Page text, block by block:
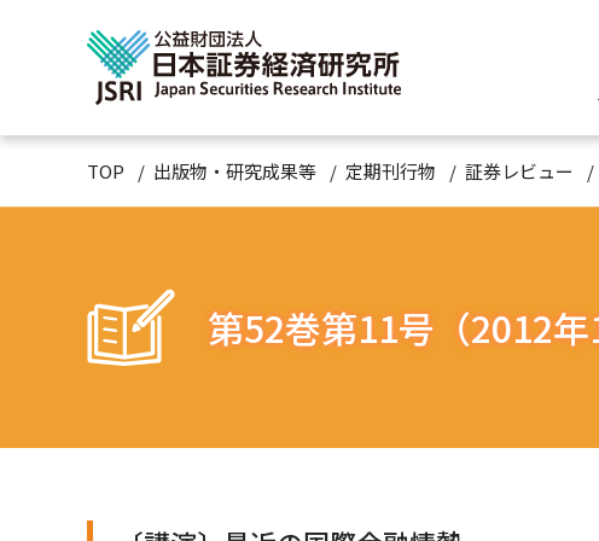
TOP 出版物・研究成果等 定期刊行物 証券レビュー
第52巻第11号（2012年